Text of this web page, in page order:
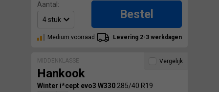
Aantal:
Bestel
Medium voorraad Levering 2-3 werkdagen
MIDDENKLASSE
Hankook
Winter i*cept evo3 W330 285/40 R19
Vergelijk